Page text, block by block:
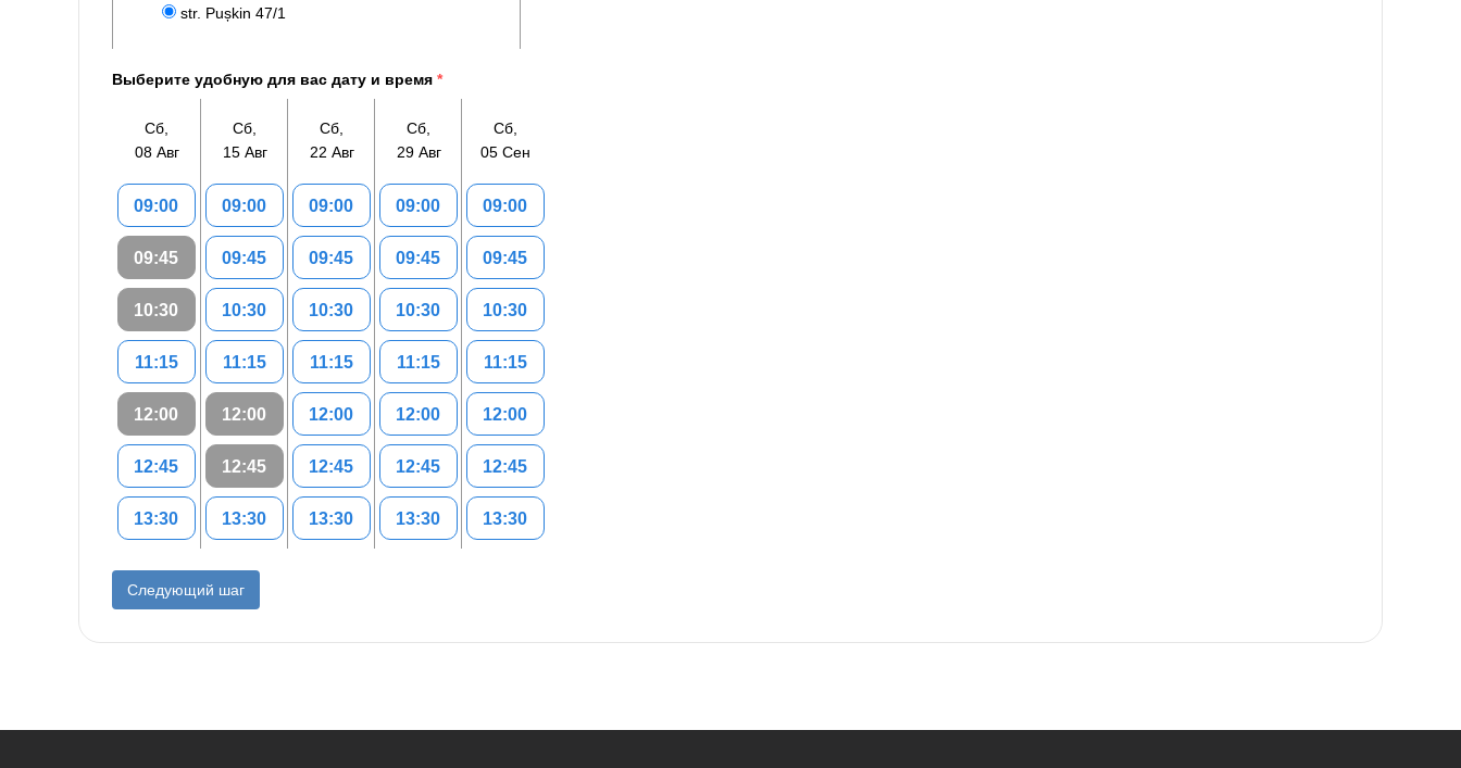
str. Pușkin 47/1
Выберите удобную для вас дату и время *
Сб,
08 Авг
09:00
09:45
10:30
11:15
12:00
12:45
13:30
Сб,
15 Авг
09:00
09:45
10:30
11:15
12:00
12:45
13:30
Сб,
22 Авг
09:00
09:45
10:30
11:15
12:00
12:45
13:30
Сб,
29 Авг
09:00
09:45
10:30
11:15
12:00
12:45
13:30
Сб,
05 Сен
09:00
09:45
10:30
11:15
12:00
12:45
13:30
Следующий шаг